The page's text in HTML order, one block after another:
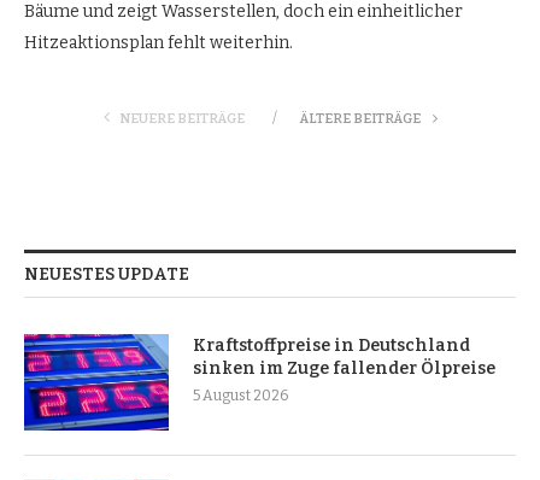
Bäume und zeigt Wasserstellen, doch ein einheitlicher
Hitzeaktionsplan fehlt weiterhin.
NEUERE BEITRÄGE ÄLTERE BEITRÄGE
NEUESTES UPDATE
Kraftstoffpreise in Deutschland
sinken im Zuge fallender Ölpreise
5 August 2026